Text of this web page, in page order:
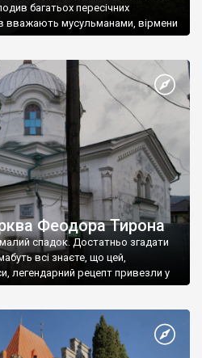
багатьох пересічних
вважають мусульманами, вірмени
Феодора Тирона
спадок. Достатньо згадати
всі знаєте, що цей,
легендарний рецепт привезли у